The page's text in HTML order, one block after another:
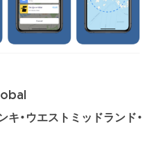
キ・ウエストミッドランド・